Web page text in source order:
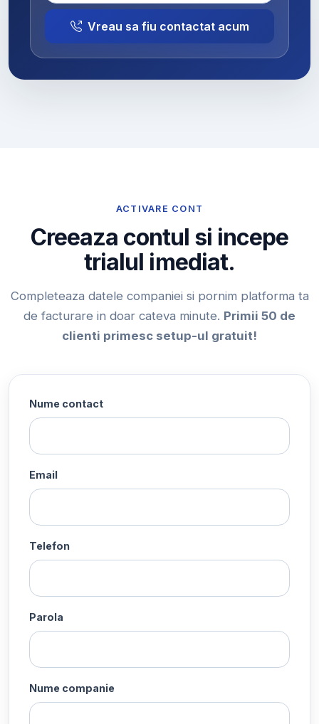
Vreau sa fiu contactat acum
ACTIVARE CONT
Creeaza contul si incepe
trialul imediat.
Completeaza datele companiei si pornim platforma ta
de facturare in doar cateva minute. Primii 50 de
clienti primesc setup-ul gratuit!
Nume contact
Email
Telefon
Parola
Nume companie